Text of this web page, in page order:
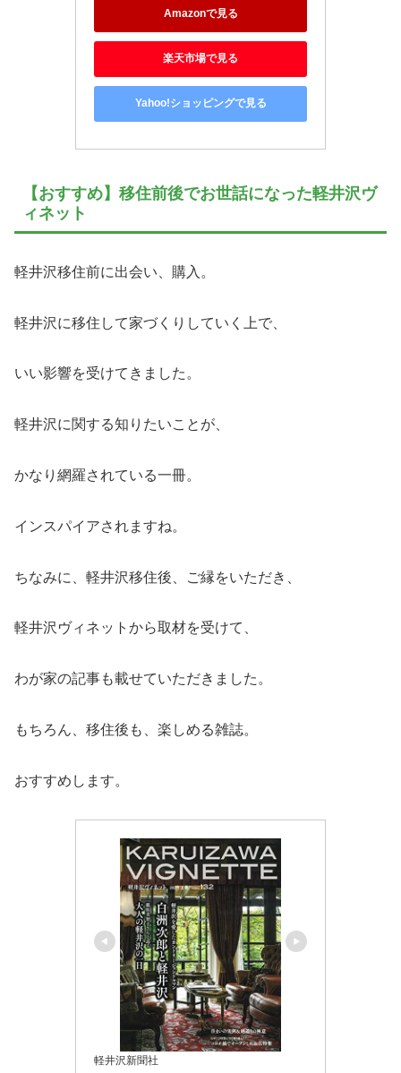
Amazonで見る
楽天市場で見る
Yahoo!ショッピングで見る
【おすすめ】移住前後でお世話になった軽井沢ヴ
ィネット
軽井沢移住前に出会い、購入。
軽井沢に移住して家づくりしていく上で、
いい影響を受けてきました。
軽井沢に関する知りたいことが、
かなり網羅されている一冊。
インスパイアされますね。
ちなみに、軽井沢移住後、ご縁をいただき、
軽井沢ヴィネットから取材を受けて、
わが家の記事も載せていただきました。
もちろん、移住後も、楽しめる雑誌。
おすすめします。
軽井沢新聞社